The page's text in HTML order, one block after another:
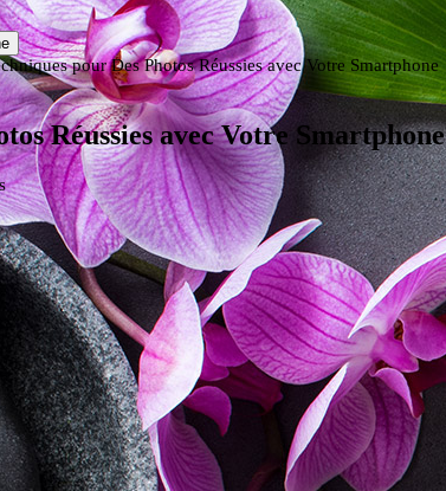
pour Des Photos Réussies avec Votre Smartphone
Réussies avec Votre Smartphone